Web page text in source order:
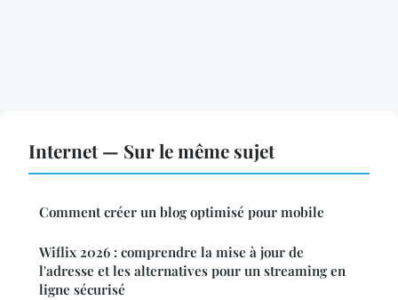
Internet — Sur le même sujet
Comment créer un blog optimisé pour mobile
Wiflix 2026 : comprendre la mise à jour de
l'adresse et les alternatives pour un streaming en
ligne sécurisé